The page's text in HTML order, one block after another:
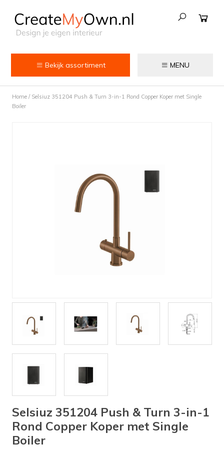
Bekijk assortiment
Kokend water kranen
Voedselrestenvermalers
$$$ ACTIES $$$
MENU
Home/ Selsiuz 351204 Push & Turn 3-in-1 Rond Copper Koper met Single
Boiler
Selsiuz 351204 Push & Turn 3-in-1
Rond Copper Koper met Single
Boiler